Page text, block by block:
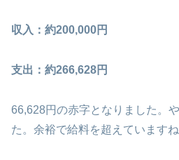
収入：約200,000円
支出：約266,628円
66,628円の赤字となりました。
た。余裕で給料を超えていますね